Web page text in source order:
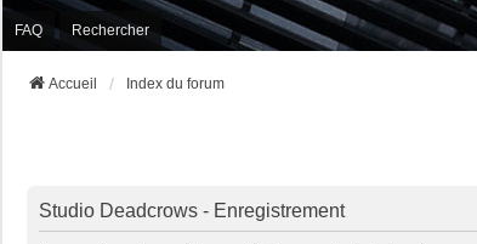
FAQ Rechercher
Accueil Index du forum
Studio Deadcrows - Enregistrement